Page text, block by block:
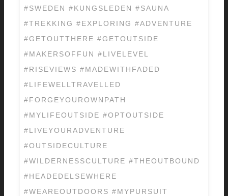
#SWEDEN #KUNGSLEDEN #SAUNA
#TREKKING #EXPLORING #ADVENTURE
#GETOUTTHERE #GETOUTSIDE
#MAKERSOFFUN #LIVELEVEL
#RISEVIEWS #MADEWITHFADED
#LIFEWELLTRAVELLED
#FORGEYOUROWNPATH
#MYLIFEOUTSIDE #OPTOUTSIDE
#LIVEYOURADVENTURE
#OUTSIDECULTURE
#WILDERNESSCULTURE #THEOUTBOUND
#HEADEDELSEWHERE
#WEAREOUTDOORS #MYPURSUIT